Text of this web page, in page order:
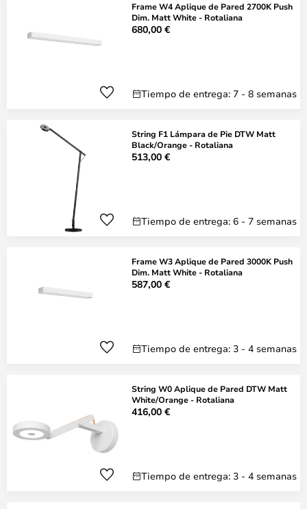
Frame W4 Aplique de Pared 2700K Push
Dim. Matt White - Rotaliana
680,00 €
Tiempo de entrega: 7 - 8 semanas
String F1 Lámpara de Pie DTW Matt
Black/Orange - Rotaliana
513,00 €
Tiempo de entrega: 6 - 7 semanas
Frame W3 Aplique de Pared 3000K Push
Dim. Matt White - Rotaliana
587,00 €
Tiempo de entrega: 3 - 4 semanas
String W0 Aplique de Pared DTW Matt
White/Orange - Rotaliana
416,00 €
Tiempo de entrega: 3 - 4 semanas